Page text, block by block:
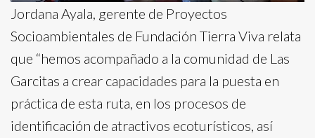
Jordana Ayala, gerente de Proyectos
Socioambientales de Fundación Tierra Viva relata
que “hemos acompañado a la comunidad de Las
Garcitas a crear capacidades para la puesta en
práctica de esta ruta, en los procesos de
identificación de atractivos ecoturísticos, así